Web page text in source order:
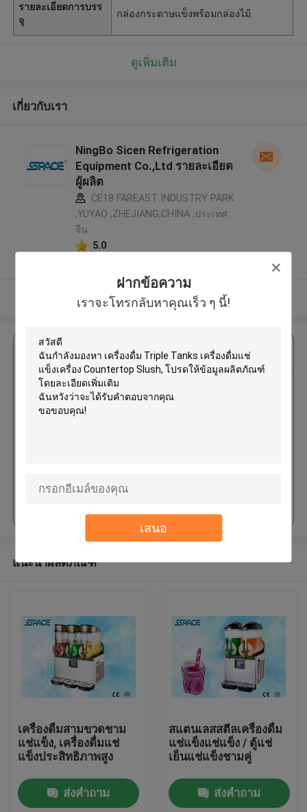
ฝากข้อความ
เราจะโทรกลับหาคุณเร็ว ๆ นี้!
เสนอ
บ้าน
รายละเอียดการบรร
จุ
กล่องกระดาษแข็งพร้อมกล่องไม้
ดูเพิ่มเติม
เกี่ยวกับเรา
NingBo Sicen Refrigeration
Equipment Co.,Ltd รายละเอียด
ผู้ผลิต
CE18 FAREAST INDUSTRY PARK
,YUYAO ,ZHEJIANG,CHINA ,ประเทศ
จีน
5.0
ดูเพิ่มเติม
এর সেরা মূল্য পান
เครื่องดื่ม Triple Tanks เครื่องดื่ม
แช่แข็งเครื่อง Countertop Slush
แนะนำผลิตภัณฑ์
เครื่องดื่มสามขวดชาม
แช่แข็ง, เครื่องดื่มแช่
แข็งประสิทธิภาพสูง
ส่งคำถาม
สแตนเลสสตีลเครื่องดื่ม
แช่แข็งแช่แข็ง / ตู้แช่
เย็นแช่แข็งชามคู่
ส่งคำถาม